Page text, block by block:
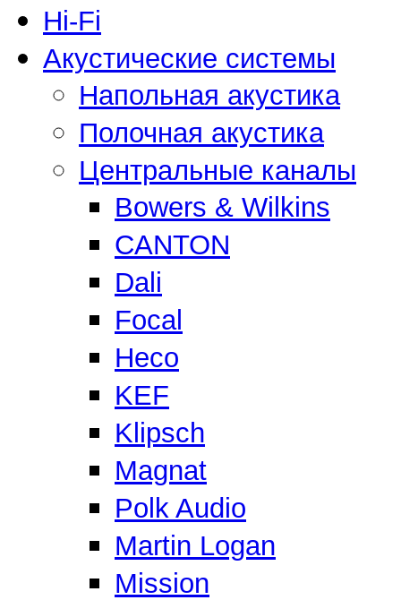
Hi-Fi
Акустические системы
Напольная акустика
Полочная акустика
Центральные каналы
Bowers & Wilkins
CANTON
Dali
Focal
Heco
KEF
Klipsch
Magnat
Polk Audio
Martin Logan
Mission